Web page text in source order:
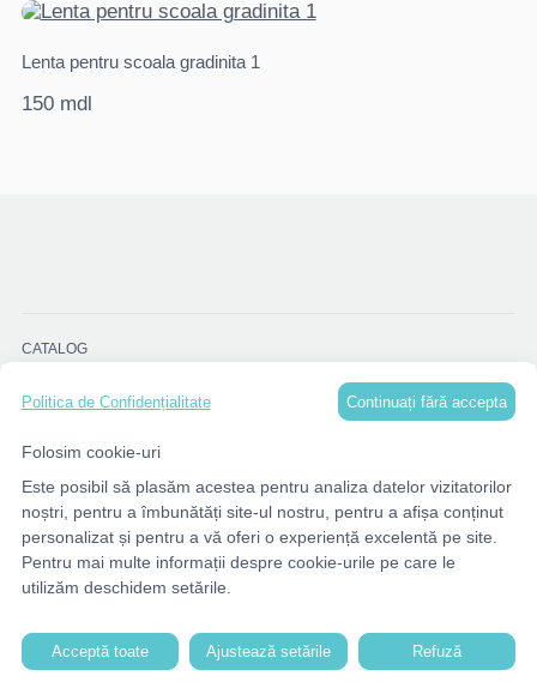
Lenta pentru scoala gradinita 1
150 mdl
CATALOG
CONTACTE
Politica de Confidențialitate Continuați fără accepta
Folosim cookie-uri
Este posibil să plasăm acestea pentru analiza datelor vizitatorilor
noștri, pentru a îmbunătăți site-ul nostru, pentru a afișa conținut
personalizat și pentru a vă oferi o experiență excelentă pe site.
Pentru mai multe informații despre cookie-urile pe care le
utilizăm deschidem setările.
Acceptă toate Ajustează setările Refuză